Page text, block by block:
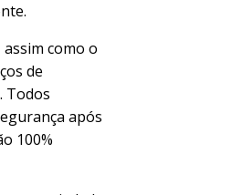
como o
de
Todos
após
100%